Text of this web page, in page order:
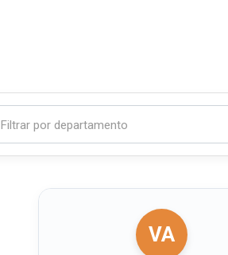
Filtrar por departamento
VA